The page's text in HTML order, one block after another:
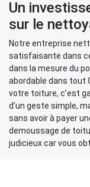
Un
sur le
Notre entreprise
satisfaisante dans
dans la mesure du
abordable dans tout
votre toiture, c’est
d’un geste simple,
sans avoir à payer
demoussage de
judicieux car vous